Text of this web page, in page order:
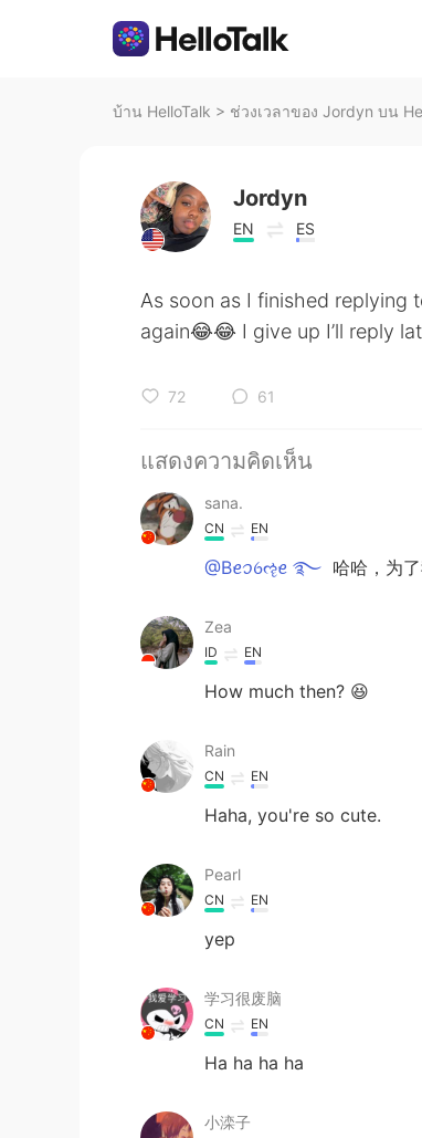
บ้าน HelloTalk > ช่วงเวลาของ Jordyn บน
Jordyn
EN ES
As soon as I finished replying
again😂😂 I give up I’ll reply
72 61
แสดงความคิดเห็น
sana.
CN EN
@Bꫀꪫꪉૡꫀ ࿐ 哈哈，为
Zea
ID EN
How much then? 😆
Rain
CN EN
Haha, you're so cute.
Pearl
CN EN
yep
学习很废脑
CN EN
Ha ha ha ha
小滦子